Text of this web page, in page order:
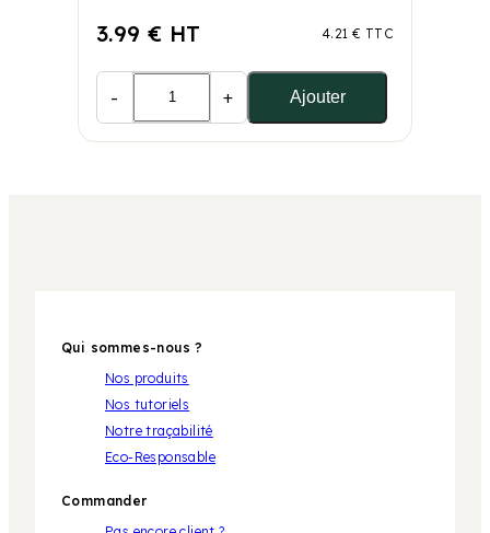
3.99 € HT 4.21 € TTC
- + Ajouter
Qui sommes-nous ?
Nos produits
Nos tutoriels
Notre traçabilité
Eco-Responsable
Commander